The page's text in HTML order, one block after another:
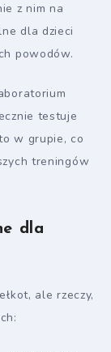
z nim na
dla dzieci
powodów.
testuje
w grupie, co
treningów
dla
ale rzeczy,